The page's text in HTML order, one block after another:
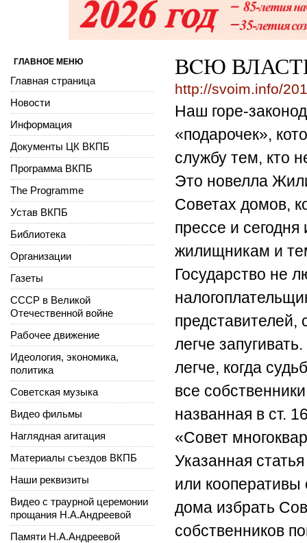
ВCЮ
http://svoim.info/
Наш горе-
«подарочек»,
службу тем, кто
Это новелла
Советах домов,
прессе и
жилищникам и
Государство не
представителей,
легче
легче, когда
все
названная в ст.
«Совет
Указанная
или
дома избрать
собственников
ГЛАВНОЕ МЕНЮ
Главная страница
Новости
Информация
Документы ЦК ВКПБ
Программа ВКПБ
The Programme
Устав ВКПБ
Библиотека
Организации
Газеты
СССР в Великой
Отечественной войне
Рабочее движение
Идеология, экономика,
политика
Советская музыка
Видео фильмы
Наглядная агитация
Материалы съездов ВКПБ
Наши реквизиты
Видео с траурной церемонии
прощания Н.А.Андреевой
Памяти Н.А.Андреевой